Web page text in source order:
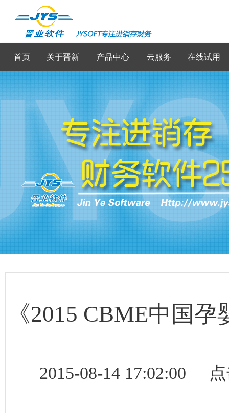
首页 关于晋新 产品中心 云服务 在线试用
《2015 CBME中国
2015-08-14 17:02:00